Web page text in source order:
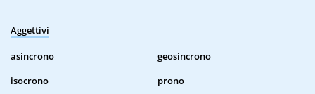
Aggettivi
asincrono
geosincrono
isocrono
prono